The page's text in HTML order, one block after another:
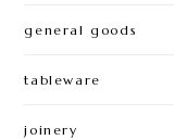
general goods
tableware
joinery